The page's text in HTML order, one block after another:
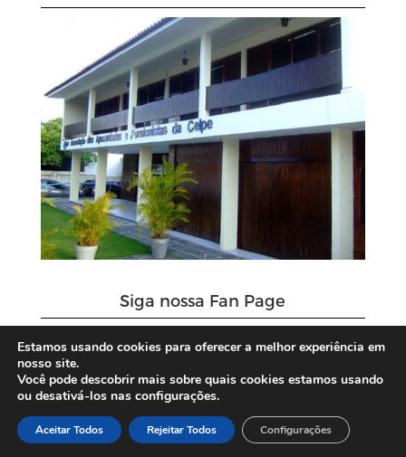
Siga nossa Fan Page
Estamos usando cookies para oferecer a melhor experiência em
nosso site.
Você pode descobrir mais sobre quais cookies estamos usando
ou desativá-los nas configurações.
Aceitar Todos Rejeitar Todos Configurações